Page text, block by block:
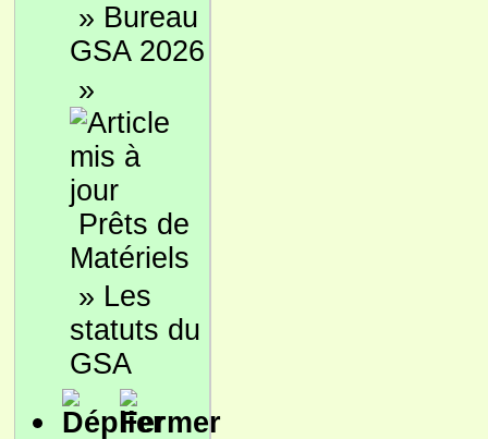
» Bureau
GSA 2026
»
Prêts de
Matériels
» Les
statuts du
GSA